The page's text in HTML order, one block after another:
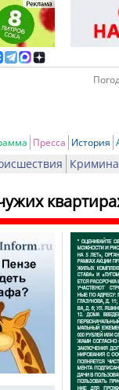
Пресса История
Печать